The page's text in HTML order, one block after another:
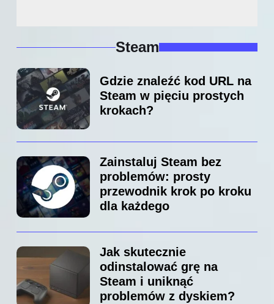
Steam
Gdzie znaleźć kod URL na
Steam w pięciu prostych
krokach?
Zainstaluj Steam bez
problemów: prosty
przewodnik krok po kroku
dla każdego
Jak skutecznie
odinstalować grę na
Steam i uniknąć
problemów z dyskiem?